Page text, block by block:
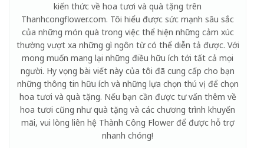
kiến thức về hoa tươi và quà tặng trên
Thanhcongflower.com. Tôi hiểu được sức mạnh sâu sắc
của những món quà trong việc thể hiện những cảm xúc
thường vượt xa những gì ngôn từ có thể diễn tả được. Với
mong muốn mang lại những điều hữu ích tới tất cả mọi
người. Hy vọng bài viết này của tôi đã cung cấp cho bạn
những thông tin hữu ích và những lựa chọn thú vị để chọn
hoa tươi và quà tặng. Nếu bạn cần được tư vấn thêm về
hoa tươi cũng như quà tặng và các chương trình khuyến
mãi, vui lòng liên hệ Thành Công Flower để được hỗ trợ
nhanh chóng!